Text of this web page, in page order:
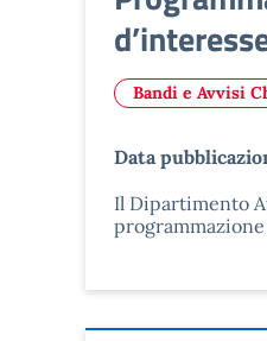
Bandi e Avvisi
Data
Il Dipartimento